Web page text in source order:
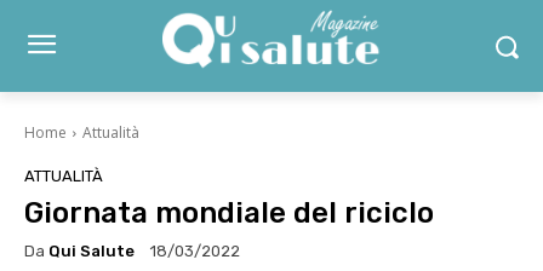
Home Attualità
ATTUALITÀ
Giornata mondiale del riciclo
Da Qui Salute 18/03/2022